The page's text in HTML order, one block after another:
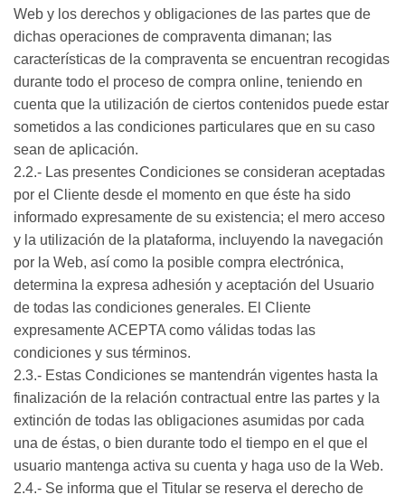
Web y los derechos y obligaciones de las partes que de
dichas operaciones de compraventa dimanan; las
características de la compraventa se encuentran recogidas
durante todo el proceso de compra online, teniendo en
cuenta que la utilización de ciertos contenidos puede estar
sometidos a las condiciones particulares que en su caso
sean de aplicación.
2.2.- Las presentes Condiciones se consideran aceptadas
por el Cliente desde el momento en que éste ha sido
informado expresamente de su existencia; el mero acceso
y la utilización de la plataforma, incluyendo la navegación
por la Web, así como la posible compra electrónica,
determina la expresa adhesión y aceptación del Usuario
de todas las condiciones generales. El Cliente
expresamente ACEPTA como válidas todas las
condiciones y sus términos.
2.3.- Estas Condiciones se mantendrán vigentes hasta la
finalización de la relación contractual entre las partes y la
extinción de todas las obligaciones asumidas por cada
una de éstas, o bien durante todo el tiempo en el que el
usuario mantenga activa su cuenta y haga uso de la Web.
2.4.- Se informa que el Titular se reserva el derecho de